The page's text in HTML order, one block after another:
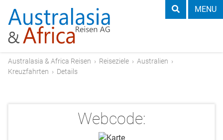
MENU
Australasia & Africa Reisen › Reiseziele › Australien ›
Kreuzfahrten › Details
Webcode: